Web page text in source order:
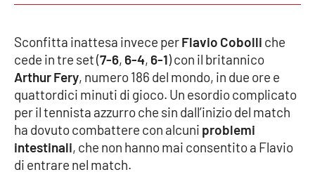
Società
Sport
RUBRICHE
Good Morning Vietnam
Parchi Marini Calabria
Sconfitta inattesa invece perFlavio Cobolli che
cede in tre set (7-6, 6-4, 6-1) con il britannico
Arthur Fery, numero 186 del mondo, in due ore e
quattordici minuti di gioco. Un esordio complicato
per il tennista azzurro che sin dall’inizio del match
ha dovuto combattere con alcuni problemi
intestinali, che non hanno mai consentito a Flavio
di entrare nel match.